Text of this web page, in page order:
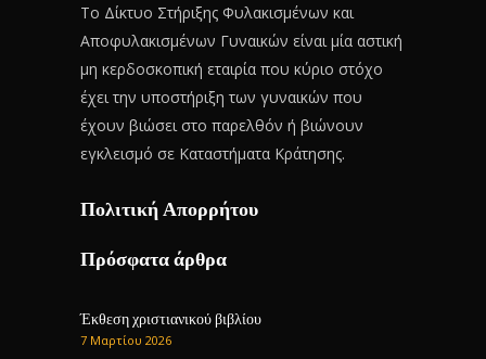
Το Δίκτυο Στήριξης Φυλακισμένων και
Αποφυλακισμένων Γυναικών είναι μία αστική
μη κερδοσκοπική εταιρία που κύριο στόχο
έχει την υποστήριξη των γυναικών που
έχουν βιώσει στο παρελθόν ή βιώνουν
εγκλεισμό σε Καταστήματα Κράτησης.
Πολιτική Απορρήτου
Πρόσφατα άρθρα
Έκθεση χριστιανικού βιβλίου
7 Μαρτίου 2026